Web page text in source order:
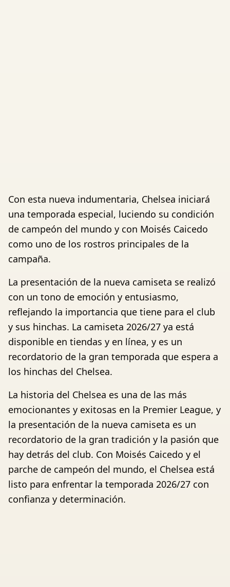
Con esta nueva indumentaria, Chelsea iniciará
una temporada especial, luciendo su condición
de campeón del mundo y con Moisés Caicedo
como uno de los rostros principales de la
campaña.
La presentación de la nueva camiseta se realizó
con un tono de emoción y entusiasmo,
reflejando la importancia que tiene para el club
y sus hinchas. La camiseta 2026/27 ya está
disponible en tiendas y en línea, y es un
recordatorio de la gran temporada que espera a
los hinchas del Chelsea.
La historia del Chelsea es una de las más
emocionantes y exitosas en la Premier League, y
la presentación de la nueva camiseta es un
recordatorio de la gran tradición y la pasión que
hay detrás del club. Con Moisés Caicedo y el
parche de campeón del mundo, el Chelsea está
listo para enfrentar la temporada 2026/27 con
confianza y determinación.